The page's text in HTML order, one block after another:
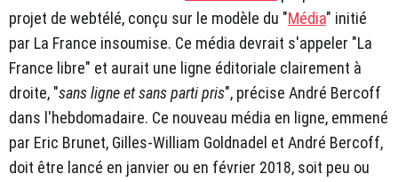
projet de webtélé, conçu sur le modèle du "Média" initié
par La France insoumise. Ce média devrait s'appeler "La
France libre" et aurait une ligne éditoriale clairement à
droite, "sans ligne et sans parti pris", précise André Bercoff
dans l'hebdomadaire. Ce nouveau média en ligne, emmené
par Eric Brunet, Gilles-William Goldnadel et André Bercoff,
doit être lancé en janvier ou en février 2018, soit peu ou